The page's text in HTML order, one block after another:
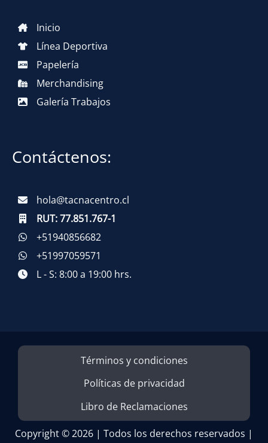
Inicio
Línea Deportiva
Papelería
Merchandising
Galería Trabajos
Contáctenos:
hola@tacnacentro.cl
RUT:77.851.767-1
+51940856682
+51997059571
L - S: 8:00 a 19:00 hrs.
Términos y condiciones
Políticas de privacidad
Libro de Reclamaciones
Copyright © 2026 | Todos los derechos reservados |